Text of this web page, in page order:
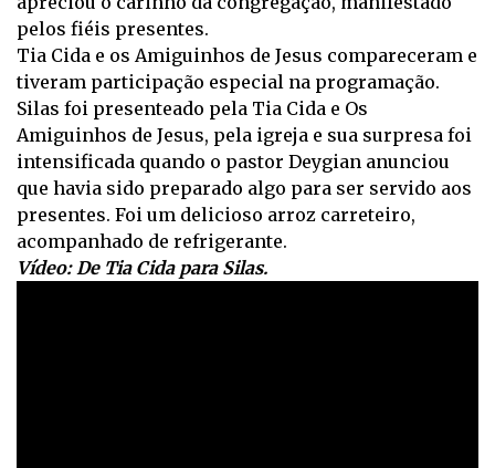
pelos fiéis presentes.
Tia Cida e os Amiguinhos de Jesus compareceram e
tiveram participação especial na programação.
Silas foi presenteado pela Tia Cida e Os
Amiguinhos de Jesus, pela igreja e sua surpresa foi
intensificada quando o pastor Deygian anunciou
que havia sido preparado algo para ser servido aos
presentes. Foi um delicioso arroz carreteiro,
acompanhado de refrigerante.
Vídeo: De Tia Cida para Silas.